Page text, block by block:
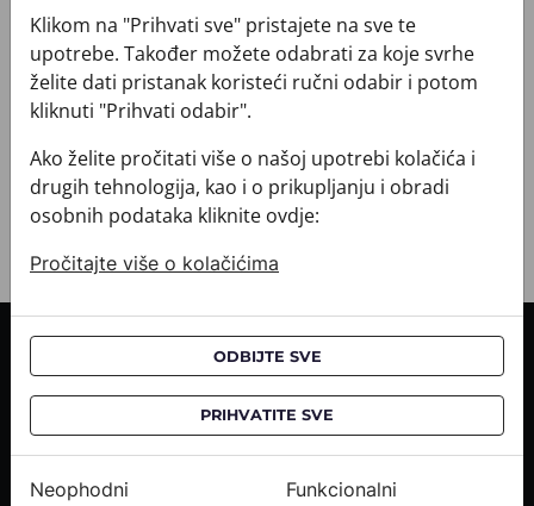
Brand: CROATA
Sirovinski sastav : Svila 100%
+ MATERIJAL I ODRŽAVANJE
+ DOSTAVA
+ PLAĆANJE
+ POVRATI I ZAMJENE
CROATA saloni
Klikom na "Prihvati sve" pristajete na sve te
upotrebe. Također možete odabrati za koje svrhe
želite dati pristanak koristeći ručni odabir i potom
kliknuti "Prihvati odabir".
Ako želite pročitati više o našoj upotrebi kolačića i
drugih tehnologija, kao i o prikupljanju i obradi
osobnih podataka kliknite ovdje:
Pročitajte više o kolačićima
ODBIJTE SVE
PRIHVATITE SVE
Neophodni Funkcionalni